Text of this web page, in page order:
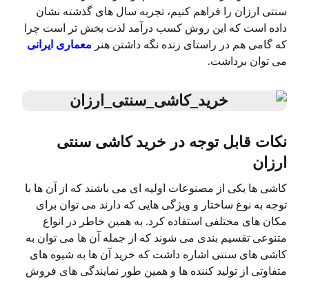
سنتی ارزان را فراهم کنیم، تجربه سال های گذشته نشان
داده است که این روش کسب درآمد لذت بخش تر است چرا
که گامی هم در راستای زنده نگه داشتن هنر معماری ایرانی
می توان برداشت.
نکات قابل توجه در خرید کاشی سنتی
ارزان
کاشی ها یکی از مصنوعات اولیه ای می باشند که از آن ها با
توجه به نوع ساختار و ویژگی هایی که دارند می توان برای
مکان های مختلفی استفاده کرد. به همین خاطر در انواع
متنوعی تقسیم بندی می شوند که از جمله آن ها می توان به
کاشی های سنتی اشاره داشت که خرید آن ها به شیوه های
متفاوتی از تولید کننده ها و همین طور نمایندگی های فروش